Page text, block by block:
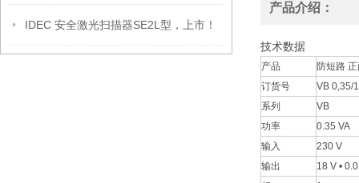
IDEC 安全激光扫描器SE2L型，上市！
产品介绍：
技术数据
产品
防短路
订货号
VB 0,35/
系列
VB
功率
0.35 VA
输入
230 V
输出
18 V •